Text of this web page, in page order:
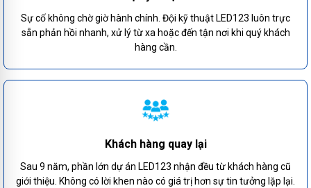
Sự cố không chờ giờ hành chính. Đội kỹ thuật LED123 luôn trực
sẵn phản hồi nhanh, xử lý từ xa hoặc đến tận nơi khi quý khách
hàng cần.
Khách hàng quay lại
Sau 9 năm, phần lớn dự án LED123 nhận đều từ khách hàng cũ
giới thiệu. Không có lời khen nào có giá trị hơn sự tin tưởng lặp lại.